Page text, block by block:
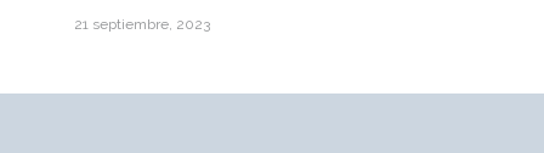
21 septiembre, 2023